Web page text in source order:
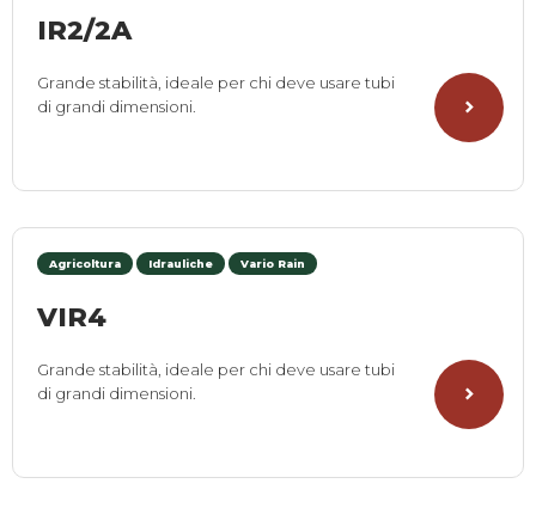
IR2/2A
Grande stabilità, ideale per chi deve usare tubi
di grandi dimensioni.
Agricoltura Idrauliche Vario Rain
VIR4
Grande stabilità, ideale per chi deve usare tubi
di grandi dimensioni.